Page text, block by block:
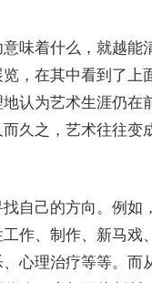
味着什么，就越能
，在其中看到了上
认为艺术生涯仍在
久之，艺术往往变
自己的方向。例如
作、制作、新马戏
心理治疗等等。而